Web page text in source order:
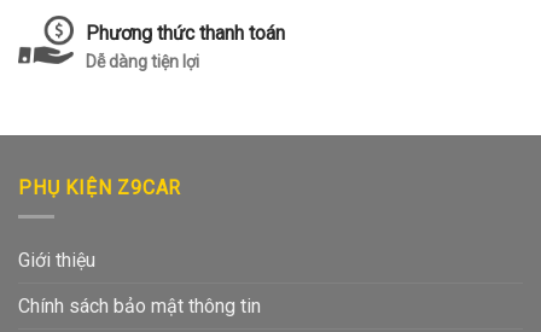
Phương thức thanh toán
Dễ dàng tiện lợi
PHỤ KIỆN Z9CAR
Giới thiệu
Chính sách bảo mật thông tin